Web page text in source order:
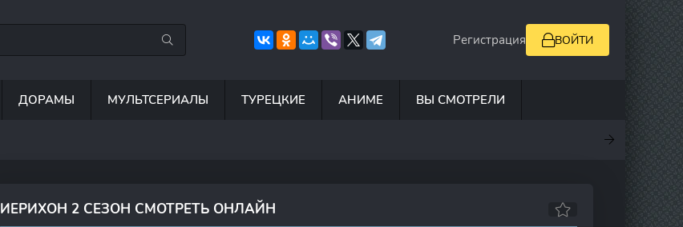
Регистрация ВОЙТИ
ДОРАМЫ МУЛЬТСЕРИАЛЫ ТУРЕЦКИЕ АНИМЕ ВЫ СМОТРЕЛИ
0
ИЕРИХОН 2 СЕЗОН СМОТРЕТЬ ОНЛАЙН
7.6 7.9